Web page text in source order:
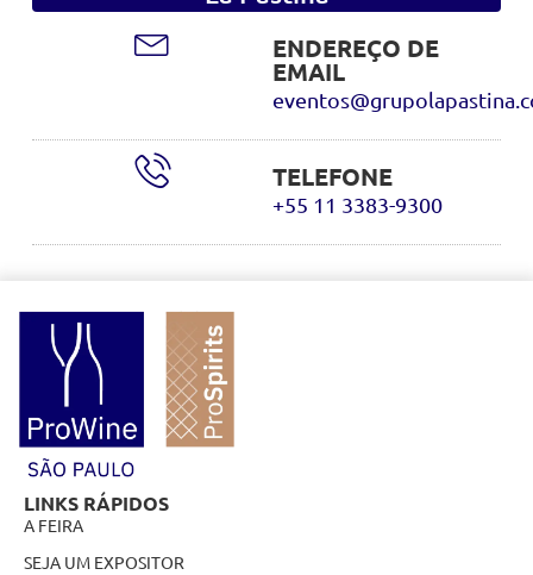
ENDEREÇO DE
EMAIL
TELEFONE
+55 11 3383-9300
LINKS RÁPIDOS
A FEIRA
SEJA UM EXPOSITOR